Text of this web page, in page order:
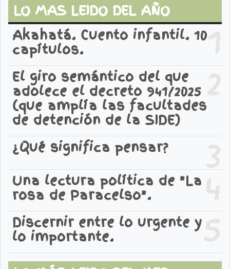
LO MAS LEIDO DEL AÑO
1
Akahatá. Cuento infantil. 10
capítulos.
2
El giro semántico del que
adolece el decreto 941/2025
(que amplía las facultades
de detención de la SIDE)
3
¿Qué significa pensar?
4
Una lectura política de "La
rosa de Paracelso".
5
Discernir entre lo urgente y
lo importante.